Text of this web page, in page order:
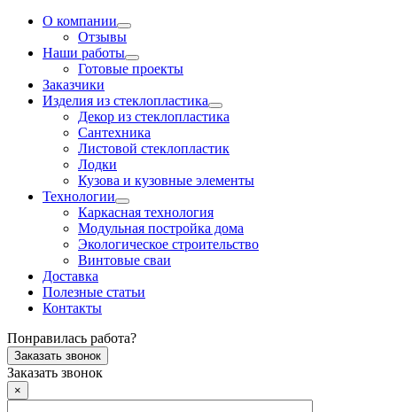
О компании
Отзывы
Наши работы
Готовые проекты
Заказчики
Изделия из стеклопластика
Декор из стеклопластика
Сантехника
Листовой стеклопластик
Лодки
Кузова и кузовные элементы
Технологии
Каркасная технология
Модульная постройка дома
Экологическое строительство
Винтовые сваи
Доставка
Полезные статьи
Контакты
Понравилась работа?
Заказать звонок
Заказать звонок
×